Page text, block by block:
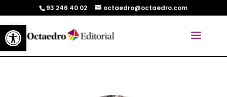
Abrir barra de herramientas
93 246 40 02 octaedro@octaedro.com